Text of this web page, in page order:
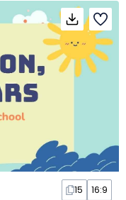
15 16:9